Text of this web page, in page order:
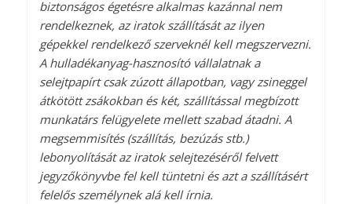
biztonságos égetésre alkalmas kazánnal nem
rendelkeznek, az iratok szállítását az ilyen
gépekkel rendelkező szerveknél kell megszervezni.
A hulladékanyag-hasznosító vállalatnak a
selejtpapírt csak zúzott állapotban, vagy zsineggel
átkötött zsákokban és két, szállítással megbízott
munkatárs felügyelete mellett szabad átadni. A
megsemmisítés (szállítás, bezúzás stb.)
lebonyolítását az iratok selejtezéséről felvett
jegyzőkönyvbe fel kell tüntetni és azt a szállításért
felelős személynek alá kell írnia.